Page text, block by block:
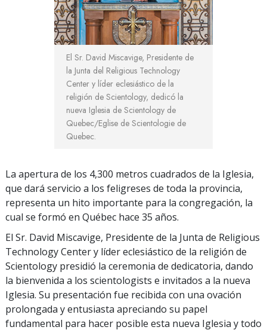
El Sr. David Miscavige, Presidente de
la Junta del Religious Technology
Center y líder eclesiástico de la
religión de Scientology, dedicó la
nueva Iglesia de Scientology de
Quebec/Eglise de Scientologie de
Quebec.
La apertura de los 4,300 metros cuadrados de la Iglesia,
que dará servicio a los feligreses de toda la provincia,
representa un hito importante para la congregación, la
cual se formó en Québec hace 35 años.
El Sr. David Miscavige, Presidente de la Junta de Religious
Technology Center y líder eclesiástico de la religión de
Scientology presidió la ceremonia de dedicatoria, dando
la bienvenida a los scientologists e invitados a la nueva
Iglesia. Su presentación fue recibida con una ovación
prolongada y entusiasta apreciando su papel
fundamental para hacer posible esta nueva Iglesia y todo